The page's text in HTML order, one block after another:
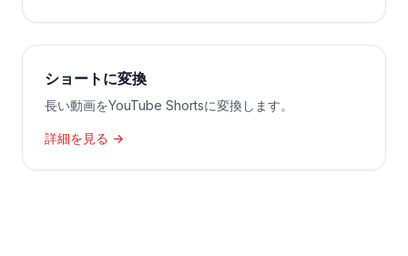
ショートに変換
長い動画をYouTube Shortsに変換します。
詳細を見る →